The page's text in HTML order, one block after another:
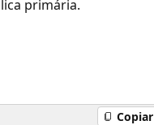
primária.
Copiar